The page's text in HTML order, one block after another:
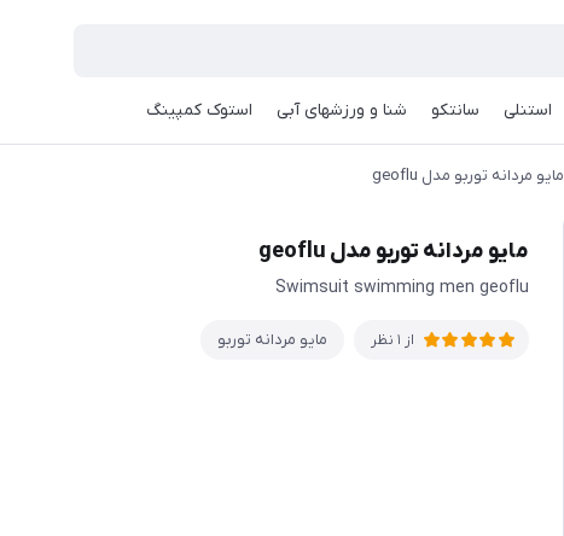
استنلی سانتکو شنا و ورزشهای آبی استوک کمپینگ
مايو مردانه توربو مدل geoflu
مايو مردانه توربو مدل geoflu
Swimsuit swimming men geoflu
از 1 نظر مایو مردانه توربو